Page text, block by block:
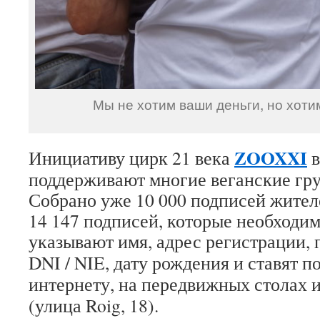
Мы не хотим ваши деньги, но
Инициативу цирк 21 века ZOOXXI
поддерживают многие веганские
Собрано уже 10 000 подписей
14 147 подписей, которые
указываютимя, адрес регистрации,
DNI / NIE, дату рождения и ставят
интернету, на передвижных столах
(улица Roig, 18).